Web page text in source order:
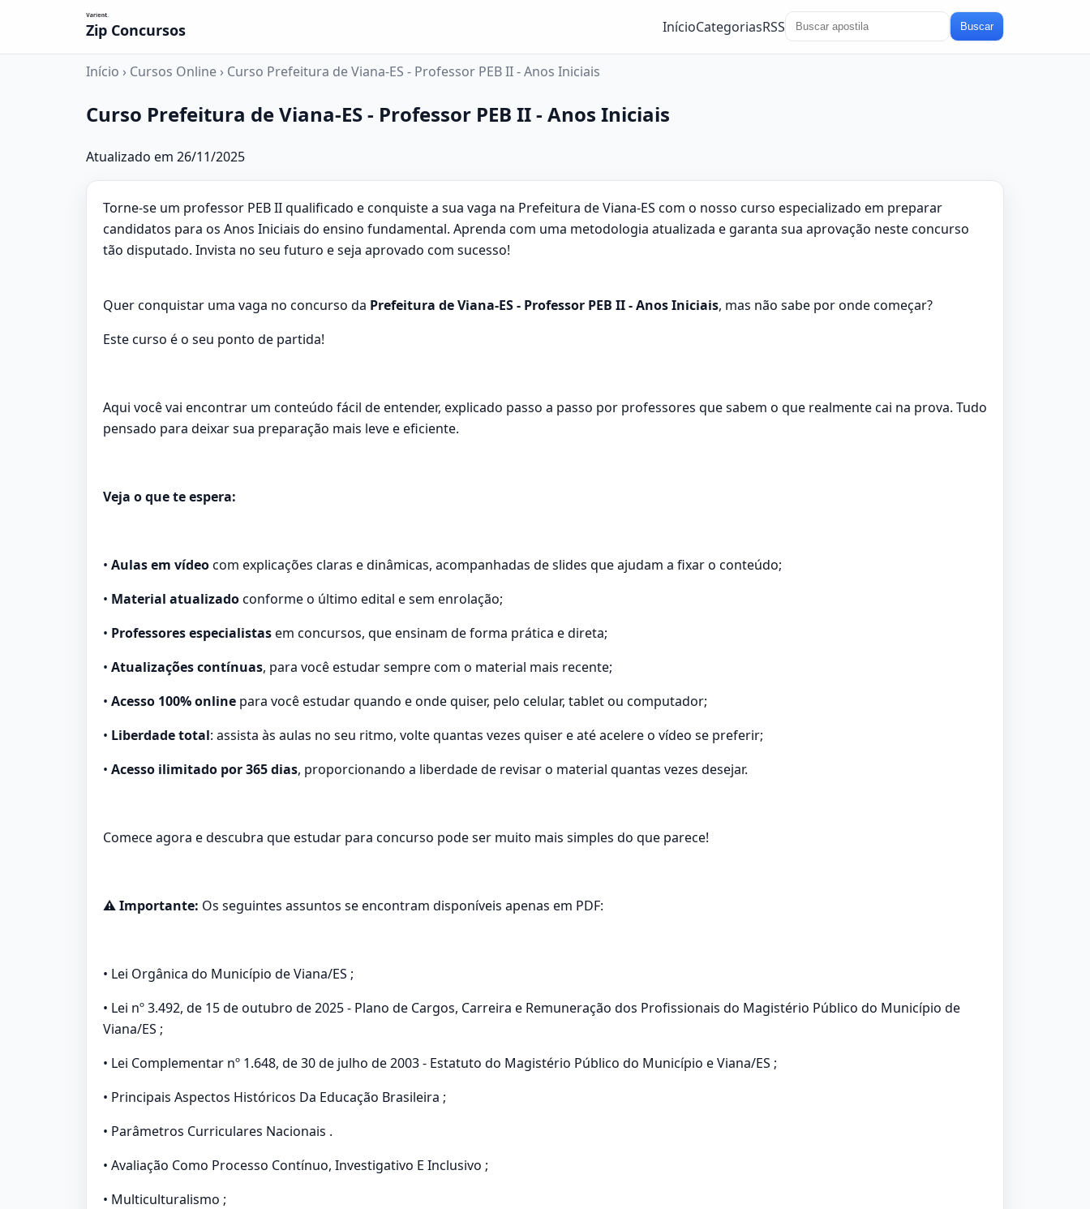
Zip Concursos InícioCategoriasRSS Buscar
Início › Cursos Online › Curso Prefeitura de Viana-ES - Professor PEB II - Anos Iniciais
Curso Prefeitura de Viana-ES - Professor PEB II - Anos Iniciais
Atualizado em 26/11/2025
Torne-se um professor PEB II qualificado e conquiste a sua vaga na Prefeitura de Viana-ES com o nosso curso especializado em preparar
candidatos para os Anos Iniciais do ensino fundamental. Aprenda com uma metodologia atualizada e garanta sua aprovação neste concurso
tão disputado. Invista no seu futuro e seja aprovado com sucesso!
Quer conquistar uma vaga no concurso da Prefeitura de Viana-ES - Professor PEB II - Anos Iniciais, mas não sabe por onde começar?
Este curso é o seu ponto de partida!
Aqui você vai encontrar um conteúdo fácil de entender, explicado passo a passo por professores que sabem o que realmente cai na prova. Tudo
pensado para deixar sua preparação mais leve e eficiente.
Veja o que te espera:
• Aulas em vídeocom explicações claras e dinâmicas, acompanhadas de slides que ajudam a fixar o conteúdo;
• Material atualizadoconforme o último edital e sem enrolação;
• Professores especialistasem concursos, que ensinam de forma prática e direta;
• Atualizações contínuas, para você estudar sempre com o material mais recente;
• Acesso 100% online para você estudar quando e onde quiser, pelo celular, tablet ou computador;
• Liberdade total: assista às aulas no seu ritmo, volte quantas vezes quiser e até acelere o vídeo se preferir;
• Acesso ilimitado por 365 dias, proporcionando a liberdade de revisar o material quantas vezes desejar.
Comece agora e descubra que estudar para concurso pode ser muito mais simples do que parece!
⚠️ Importante: Os seguintes assuntos se encontram disponíveis apenas em PDF:
• Lei Orgânica do Município de Viana/ES ;
• Lei nº 3.492, de 15 de outubro de 2025 - Plano de Cargos, Carreira e Remuneração dos Profissionais do Magistério Público do Município de
Viana/ES ;
• Lei Complementar nº 1.648, de 30 de julho de 2003 - Estatuto do Magistério Público do Município e Viana/ES ;
• Principais Aspectos Históricos Da Educação Brasileira ;
• Parâmetros Curriculares Nacionais .
• Avaliação Como Processo Contínuo, Investigativo E Inclusivo ;
• Multiculturalismo ;